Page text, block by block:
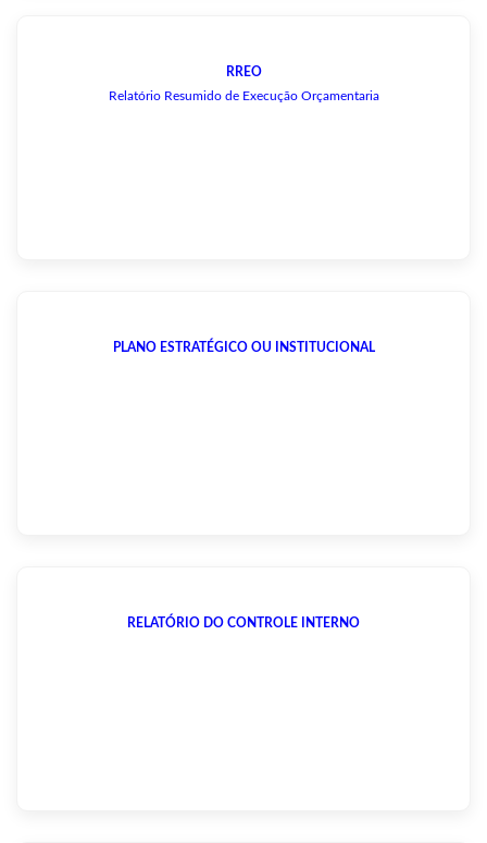
RREO
Relatório Resumido de Execução Orçamentaria
PLANO ESTRATÉGICO OU INSTITUCIONAL
RELATÓRIO DO CONTROLE INTERNO